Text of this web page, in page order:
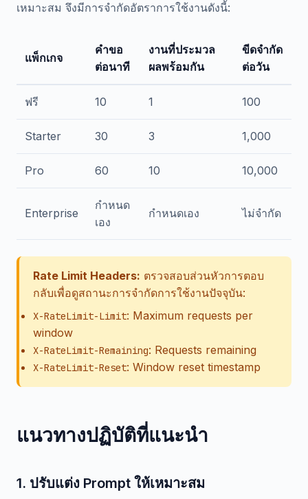
เหมาะสม จึงมีการจำกัดอัตราการใช้งานดังนี้:
แพ็กเกจ
คำขอ
ต่อนาที
งานที่ประมวล
ผลพร้อมกัน
ขีดจำกัด
ต่อวัน
ฟรี 10 1 100
Starter 30 3 1,000
Pro 60 10 10,000
Enterprise
กำหนด
เอง
กำหนดเอง ไม่จำกัด
Rate Limit Headers: ตรวจสอบส่วนหัวการตอบ
กลับเพื่อดูสถานะการจำกัดการใช้งานปัจจุบัน:
X-RateLimit-Limit: Maximum requests per
window
X-RateLimit-Remaining: Requests remaining
X-RateLimit-Reset: Window reset timestamp
แนวทางปฏิบัติที่แนะนำ
1. ปรับแต่ง Prompt ให้เหมาะสม